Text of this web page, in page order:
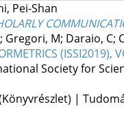
Pei-Shan
Gregori, M; Daraio, C;
(ISSI2019),
Society for
|